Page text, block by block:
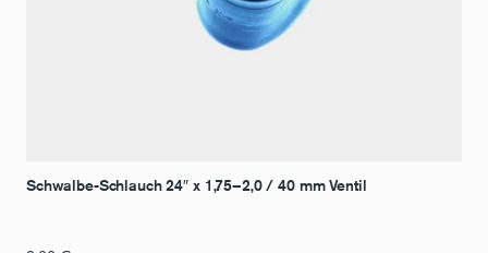
Schwalbe-Schlauch 24″ x 1,75–2,0 / 40 mm Ventil